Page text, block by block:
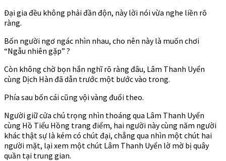
Đại gia đều không phải đần độn, này lời nói vừa nghe liền rõ
ràng.
Bốn người ngơ ngác nhìn nhau, cho nên này là muốn chơi
“Ngẫu nhiên gặp” ?
Còn không chờ bọn hắn nghĩ rõ ràng đâu, Lâm Thanh Uyển
cùng Dịch Hàn đã dẫn trước một bước vào trong.
Phía sau bốn cái cũng vội vàng đuổi theo.
Người giữ cửa chú trọng nhìn thoáng qua Lâm Thanh Uyển
cùng Hồ Tiểu Hồng trang điểm, hai người này cùng năm người
khác thật sự là kém có chút đại, chẳng qua nhìn một chút hai
người mặt, lại xem một chút Lâm Thanh Uyển lờ mờ bị quây
quần tại trung gian.